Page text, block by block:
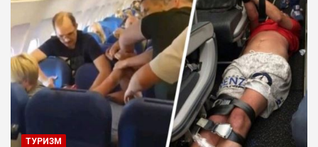
ТУРИЗМ